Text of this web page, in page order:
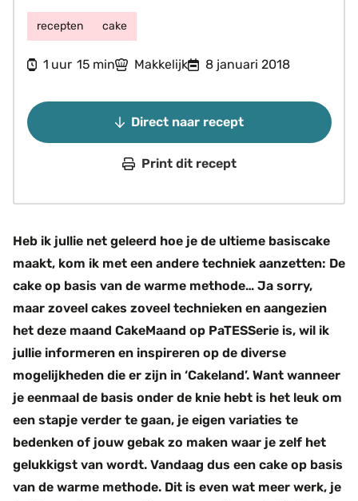
recepten cake
1uur
uur 15minuten
min Makkelijk 8 januari 2018
Direct naar recept
Print dit recept
Heb ik jullie net geleerd hoe je de ultieme basiscake
maakt, kom ik met een andere techniek aanzetten: De
cake op basis van de warme methode… Ja sorry,
maar zoveel cakes zoveel technieken en aangezien
het deze maand CakeMaand op PaTESSerie is, wil ik
jullie informeren en inspireren op de diverse
mogelijkheden die er zijn in ‘Cakeland’. Want wanneer
je eenmaal de basis onder de knie hebt is het leuk om
een stapje verder te gaan, je eigen variaties te
bedenken of jouw gebak zo maken waar je zelf het
gelukkigst van wordt. Vandaag dus een cake op basis
van de warme methode. Dit is even wat meer werk, je